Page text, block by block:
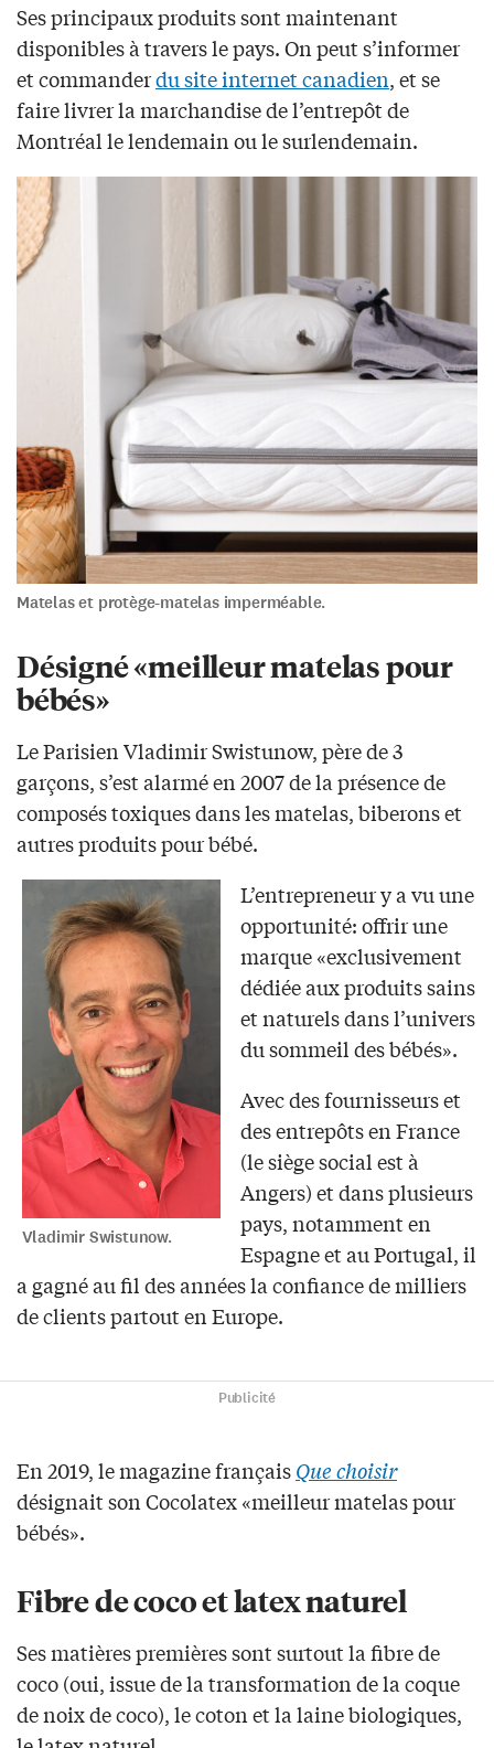
Ses principaux produits sont maintenant
disponibles à travers le pays. On peut s’informer
et commanderdu site internet canadien, et se
faire livrer la marchandise de l’entrepôt de
Montréal le lendemain ou le surlendemain.
Matelas et protège-matelas imperméable.
Désigné «meilleur matelas pour
bébés»
Le Parisien Vladimir Swistunow, père de 3
garçons, s’est alarmé en 2007 de la présence de
composés toxiques dans les matelas, biberons et
autres produits pour bébé.
Vladimir Swistunow.
L’entrepreneur y a vu une
opportunité: offrir une
marque «exclusivement
dédiée aux produits sains
et naturels dans l’univers
du sommeil des bébés».
Avec des fournisseurs et
des entrepôts en France
(le siège social est à
Angers) et dans plusieurs
pays, notamment en
Espagne et au Portugal, il
a gagné au fil des années la confiance de milliers
de clients partout en Europe.
Publicité
En 2019, le magazine françaisQue choisir
désignait son Cocolatex «meilleur matelas pour
bébés».
Fibre de coco et latex naturel
Ses matières premières sont surtout la fibre de
coco (oui, issue de la transformation de la coque
de noix de coco), le coton et la laine biologiques,